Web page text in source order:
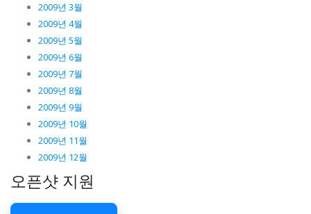
2009년 3월
2009년 4월
2009년 5월
2009년 6월
2009년 7월
2009년 8월
2009년 9월
2009년 10월
2009년 11월
2009년 12월
오픈샷 지원